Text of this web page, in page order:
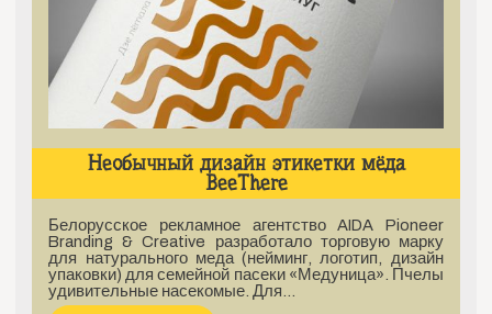
Необычный дизайн этикетки мёда
BeeThere
Белорусское рекламное агентство AIDA Pioneer
Branding & Creative разработало торговую марку
для натурального меда (нейминг, логотип, дизайн
упаковки) для семейной пасеки «Медуница». Пчелы
удивительные насекомые. Для…